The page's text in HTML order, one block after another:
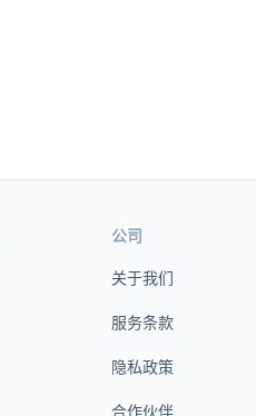
公司
关于我们
服务条款
隐私政策
合作伙伴